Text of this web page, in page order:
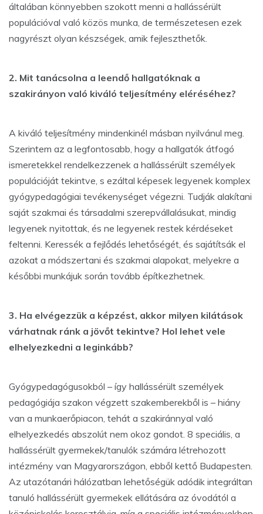
általában könnyebben szokott menni a hallássérült
populációval való közös munka, de természetesen ezek
nagyrészt olyan készségek, amik fejleszthetők.
2. Mit tanácsolna a leendő hallgatóknak a
szakirányon való kiváló teljesítmény eléréséhez?
A kiváló teljesítmény mindenkinél másban nyilvánul meg.
Szerintem az a legfontosabb, hogy a hallgatók átfogó
ismeretekkel rendelkezzenek a hallássérült személyek
populációját tekintve, s ezáltal képesek legyenek komplex
gyógypedagógiai tevékenységet végezni. Tudják alakítani
saját szakmai és társadalmi szerepvállalásukat, mindig
legyenek nyitottak, és ne legyenek restek kérdéseket
feltenni. Keressék a fejlődés lehetőségét, és sajátítsák el
azokat a módszertani és szakmai alapokat, melyekre a
későbbi munkájuk során tovább építkezhetnek.
3. Ha elvégezzük a képzést, akkor milyen kilátások
várhatnak ránk a jövőt tekintve? Hol lehet vele
elhelyezkedni a leginkább?
Gyógypedagógusokból – így hallássérült személyek
pedagógiája szakon végzett szakemberekből is – hiány
van a munkaerőpiacon, tehát a szakiránnyal való
elhelyezkedés abszolút nem okoz gondot. 8 speciális, a
hallássérült gyermekek/tanulók számára létrehozott
intézmény van Magyarországon, ebből kettő Budapesten.
Az utazótanári hálózatban lehetőségük adódik integráltan
tanuló hallássérült gyermekek ellátására az óvodától a